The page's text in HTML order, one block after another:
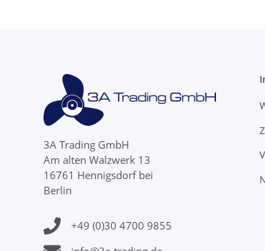
3A Trading GmbH
Am alten Walzwerk 13
16761 Hennigsdorf bei
Berlin
+49 (0)30 4700 9855